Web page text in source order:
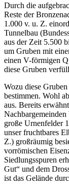
Durch die
Reste der
1.000 v. u. Z.
Tunnelbau
aus der Zeit 5.500
um Gruben mit
einen V-förmigen
diese Gruben
Wozu diese
bestimmen. Wohl
aus. Bereits
große Urnenfelder
unser fruchtbares
Z.) großräumig
vorrömischen
Siedlungsspuren
Gut“ und dem
ist das Gelände